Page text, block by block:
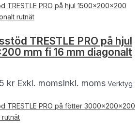
TRESTLE PRO på hjul
mm fi 16 mm diagonalt
kr Exkl. momsInkl. moms Verktyg